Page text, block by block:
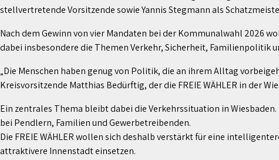
stellvertretende Vorsitzende sowie Yannis Stegmann als
Nach dem Gewinn von vier Mandaten bei der Kommunalwahl 2026
dabei insbesondere die Themen Verkehr, Sicherheit, Familienpolitik
„Die Menschen haben genug von Politik, die an ihrem Alltag
Kreisvorsitzende Matthias Bedürftig, der die FREIE WÄHLER in der
Ein zentrales Thema bleibt dabei die Verkehrssituation in
bei Pendlern, Familien und Gewerbetreibenden.
Die FREIE WÄHLER wollen sich deshalb verstärkt für eine
attraktivere Innenstadt einsetzen.